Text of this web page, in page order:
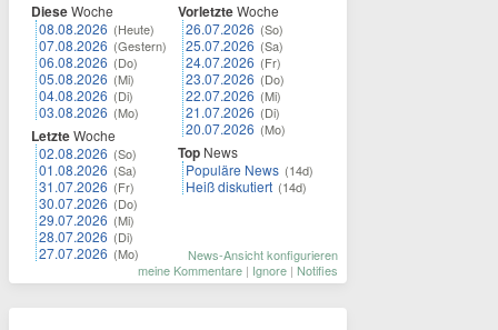
DieseWoche
08.08.2026 (Heute)
07.08.2026 (Gestern)
06.08.2026 (Do)
05.08.2026 (Mi)
04.08.2026 (Di)
03.08.2026 (Mo)
LetzteWoche
02.08.2026 (So)
01.08.2026 (Sa)
31.07.2026 (Fr)
30.07.2026 (Do)
29.07.2026 (Mi)
28.07.2026 (Di)
27.07.2026 (Mo)
VorletzteWoche
26.07.2026 (So)
25.07.2026 (Sa)
24.07.2026 (Fr)
23.07.2026 (Do)
22.07.2026 (Mi)
21.07.2026 (Di)
20.07.2026 (Mo)
Top News
Populäre News (14d)
Heiß diskutiert (14d)
News-Ansicht konfigurieren
meine Kommentare | Ignore | Notifies